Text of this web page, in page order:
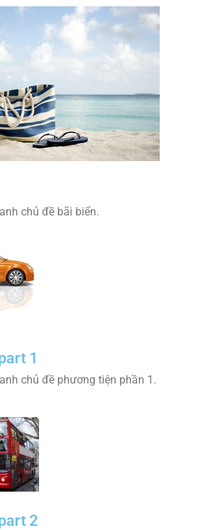
chủ đề bãi biển.
1
chủ đề phương tiện phần 1.
2